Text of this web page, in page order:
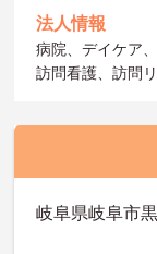
法人情報
病院、デイケア
訪問看護、訪問
岐阜県岐阜市